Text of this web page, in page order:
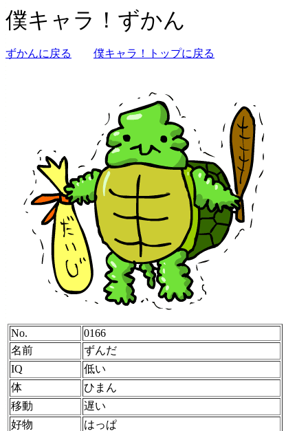
僕キャラ！ずかん
ずかんに戻る 僕キャラ！トップに戻る
No.
0166
名前
ずんだ
IQ
低い
体
ひまん
移動
遅い
好物
はっぱ